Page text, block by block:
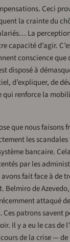
Ceci
la crainte du
La
capacité d’agir.
conscience
disposé à
d’expliquer, de
qui renforce la
que nous faisons
les
bancaire.
par les
fait face à de
Belmiro de
attaqué
patrons savent
Il y a eu le cas de
de la crise —